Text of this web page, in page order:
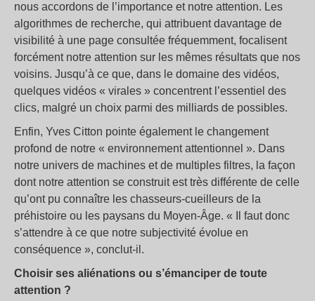
nous accordons de l’importance et notre attention. Les
algorithmes de recherche, qui attribuent davantage de
visibilité à une page consultée fréquemment, focalisent
forcément notre attention sur les mêmes résultats que nos
voisins. Jusqu’à ce que, dans le domaine des vidéos,
quelques vidéos « virales » concentrent l’essentiel des
clics, malgré un choix parmi des milliards de possibles.
Enfin, Yves Citton pointe également le changement
profond de notre « environnement attentionnel ». Dans
notre univers de machines et de multiples filtres, la façon
dont notre attention se construit est très différente de celle
qu’ont pu connaître les chasseurs-cueilleurs de la
préhistoire ou les paysans du Moyen-Âge. « Il faut donc
s’attendre à ce que notre subjectivité évolue en
conséquence », conclut-il.
Choisir ses aliénations ou s’émanciper de toute
attention ?